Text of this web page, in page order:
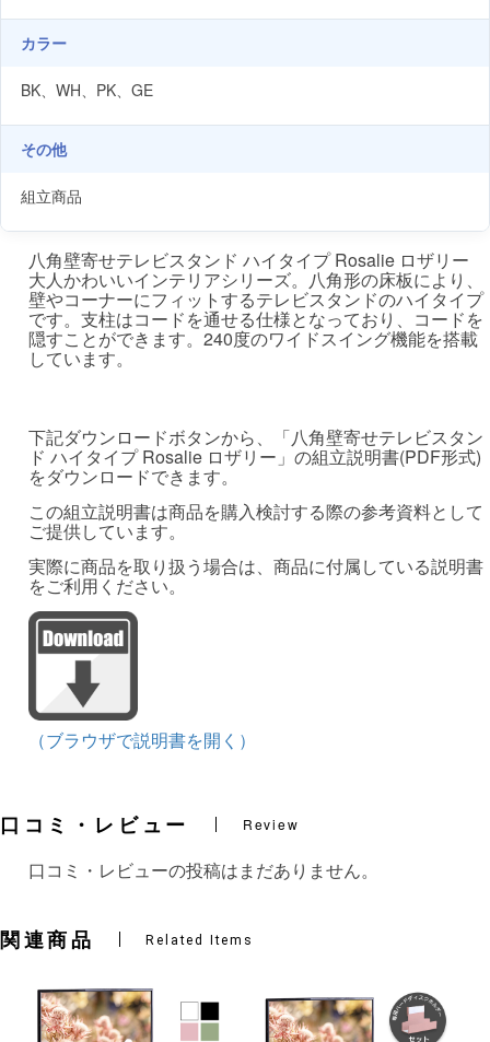
カラー
BK、WH、PK、GE
その他
組立商品
八角壁寄せテレビスタンド ハイタイプ Rosalie ロザリー
大人かわいいインテリアシリーズ。八角形の床板により、
壁やコーナーにフィットするテレビスタンドのハイタイプ
です。支柱はコードを通せる仕様となっており、コードを
隠すことができます。240度のワイドスイング機能を搭載
しています。
下記ダウンロードボタンから、「八角壁寄せテレビスタン
ド ハイタイプ Rosalie ロザリー」の組立説明書(PDF形式)
をダウンロードできます。
この組立説明書は商品を購入検討する際の参考資料として
ご提供しています。
実際に商品を取り扱う場合は、商品に付属している説明書
をご利用ください。
（ブラウザで説明書を開く）
口コミ・レビュー Review
口コミ・レビューの投稿はまだありません。
関連商品 Related Items